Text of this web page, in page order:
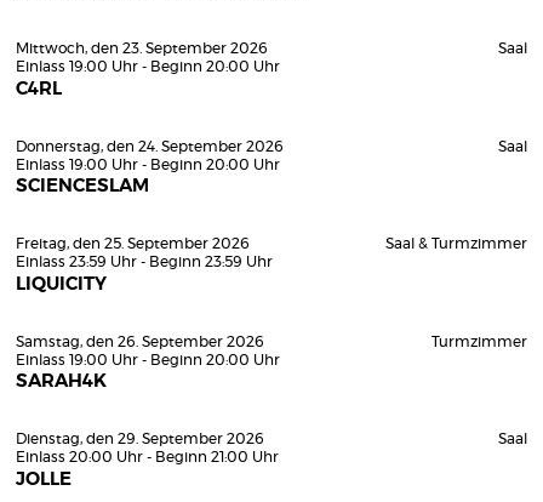
Mittwoch, den 23. September 2026
Einlass 19:00 Uhr - Beginn 20:00 Uhr
C4RL
Saal
Donnerstag, den 24. September 2026
Einlass 19:00 Uhr - Beginn 20:00 Uhr
SCIENCESLAM
Saal
Freitag, den 25. September 2026
Einlass 23:59 Uhr - Beginn 23:59 Uhr
LIQUICITY
Saal & Turmzimmer
Samstag, den 26. September 2026
Einlass 19:00 Uhr - Beginn 20:00 Uhr
SARAH4K
Turmzimmer
Dienstag, den 29. September 2026
Einlass 20:00 Uhr - Beginn 21:00 Uhr
JOLLE
Saal